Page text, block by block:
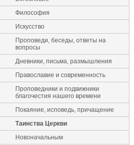
Философия
Искусство
Проповеди, беседы, ответы на
вопросы
Дневники, письма, размышления
Православие и современность
Проповедники и подвижники
благочестия нашего времени
Покаяние, исповедь, причащение
Таинства Церкви
Новоначальным